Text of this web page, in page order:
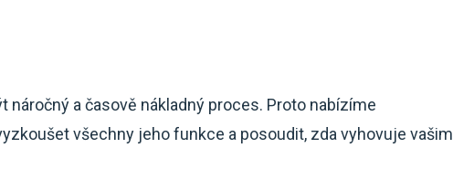
a časově nákladný proces. Proto nabízíme
všechny jeho funkce a posoudit, zda vyhovuje vašim